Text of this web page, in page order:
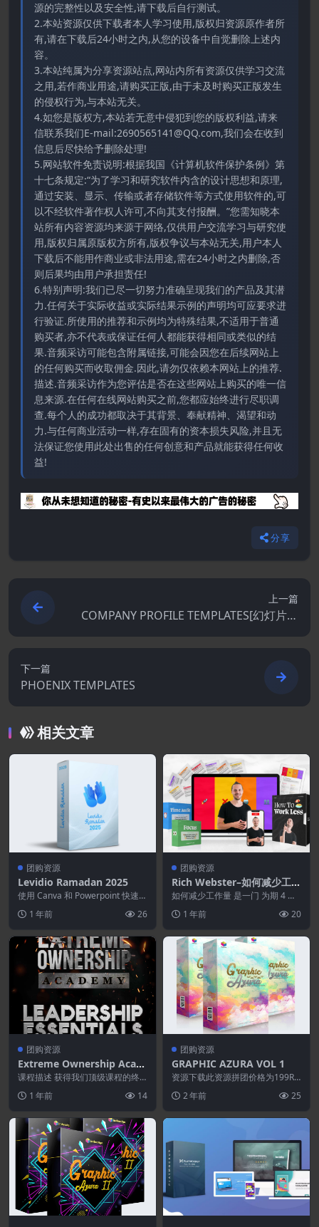
源的完整性以及安全性,请下载后自行测试。
2.本站资源仅供下载者本人学习使用,版权归资源原作者所
有,请在下载后24小时之内,从您的设备中自觉删除上述内
容。
3.本站纯属为分享资源站点,网站内所有资源仅供学习交流
之用,若作商业用途,请购买正版,由于未及时购买正版发生
的侵权行为,与本站无关。
4.如您是版权方,本站若无意中侵犯到您的版权利益,请来
信联系我们E-mail:2690565141@QQ.com,我们会在收到
信息后尽快给予删除处理!
5.网站软件免责说明:根据我国《计算机软件保护条例》第
十七条规定:“为了学习和研究软件内含的设计思想和原理,
通过安装、显示、传输或者存储软件等方式使用软件的,可
以不经软件著作权人许可,不向其支付报酬。”您需知晓本
站所有内容资源均来源于网络,仅供用户交流学习与研究使
用,版权归属原版权方所有,版权争议与本站无关,用户本人
下载后不能用作商业或非法用途,需在24小时之内删除,否
则后果均由用户承担责任!
6.特别声明:我们已尽一切努力准确呈现我们的产品及其潜
力.任何关于实际收益或实际结果示例的声明均可应要求进
行验证.所使用的推荐和示例均为特殊结果,不适用于普通
购买者,亦不代表或保证任何人都能获得相同或类似的结
果.音频采访可能包含附属链接,可能会因您在后续网站上
的任何购买而收取佣金.因此,请勿仅依赖本网站上的推荐.
描述.音频采访作为您评估是否在这些网站上购买的唯一信
息来源.在任何在线网站购买之前,您都应始终进行尽职调
查.每个人的成功都取决于其背景、奉献精神、渴望和动
力.与任何商业活动一样,存在固有的资本损失风险,并且无
法保证您使用此处出售的任何创意和产品就能获得任何收
益!
分享
上一篇
COMPANY PROFILE TEMPLATES[幻灯片专
业版]
下一篇
PHOENIX TEMPLATES
相关文章
团购资源
Levidio Ramadan 2025
使用 Canva 和 Powerpoint 快速轻
体...1 年前 26
团购资源
Rich Webster–如何减少工作
量
如何减少工作量 是一门 为期 4 周
其中 教授（并...
1 年前 20
团购资源
Extreme Ownership Acad
emy–Leadership Essential
s Package
课程描述 获得我们顶级课程的终
《纽约时报》畅销书...
1 年前 14
团购资源
GRAPHIC AZURA VOL 1
资源下载此资源拼团价格为199R
人，还需3人)...
2 年前 25